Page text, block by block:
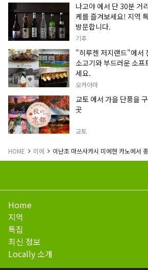
나고야 에서 단 30분 거
케를 즐겨보세요! 지역
방문합니다.
기후
"히루젠 저지랜드"에서
소고기와 부드러운 소
세요.
오카야마
교토 에서 가을 단풍을
곳
교토
HOME 미에 이난초 마쓰사카시 미에현 카노에서
Home
지역
특집
최신 정보
Locally 소개